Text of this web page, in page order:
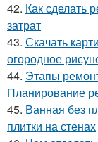
42. Как сделать
затрат
43. Скачать
огородное
44. Этапы
Планирование
45. Ванная без
плитки на стенах